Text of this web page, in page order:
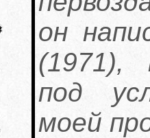
он
(1971),
под
моей